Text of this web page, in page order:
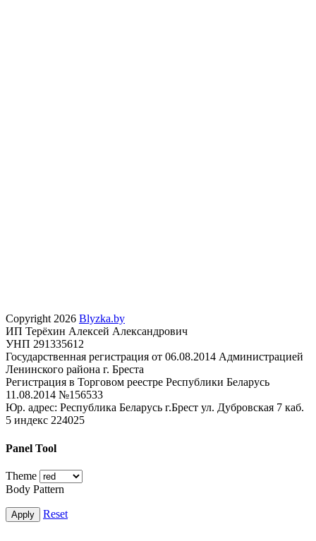
Copyright 2026 Blyzka.by
ИП Терёхин Алексей Александрович
УНП 291335612
Государственная регистрация от 06.08.2014 Администрацией
Ленинского района г. Бреста
Регистрация в Торговом реестре Республики Беларусь
11.08.2014 №156533
Юр. адрес: Республика Беларусь г.Брест ул. Дубровская 7 каб.
5 индекс 224025
Panel Tool
Theme
Body Pattern
Apply Reset